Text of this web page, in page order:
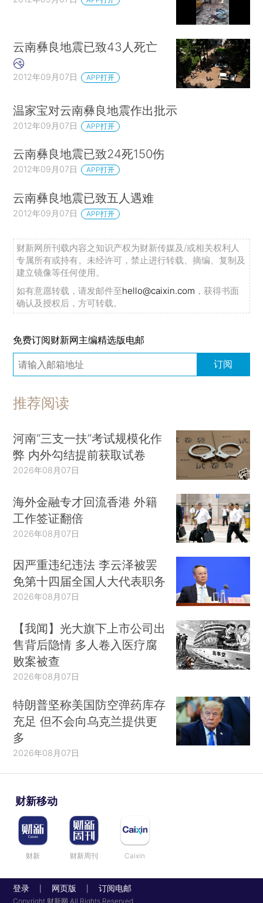
云南彝良地震已致43人死亡
2012年09月07日 APP打开
温家宝对云南彝良地震作出批示
2012年09月07日 APP打开
云南彝良地震已致24死150伤
2012年09月07日 APP打开
云南彝良地震已致五人遇难
2012年09月07日 APP打开
财新网所刊载内容之知识产权为财新传媒及/或相关权利人
专属所有或持有。未经许可，禁止进行转载、摘编、复制及
建立镜像等任何使用。
如有意愿转载，请发邮件至hello@caixin.com ，获得书面
确认及授权后，方可转载。
免费订阅财新网主编精选版电邮
订阅
推荐阅读
河南“三支一扶”考试规模化作
弊 内外勾结提前获取试卷
2026年08月07日
海外金融专才回流香港 外籍
工作签证翻倍
2026年08月07日
因严重违纪违法 李云泽被罢
免第十四届全国人大代表职务
2026年08月07日
【我闻】光大旗下上市公司出
售背后隐情 多人卷入医疗腐
败案被查
2026年08月07日
特朗普坚称美国防空弹药库存
充足 但不会向乌克兰提供更
多
2026年08月07日
财新移动
财新 财新周刊 Caixin
登录 网页版 订阅电邮
Copyright 财新网 All Rights Reserved